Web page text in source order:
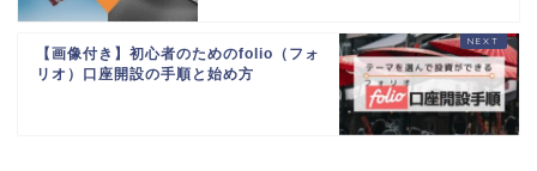
【画像付き】初心者のためのfolio（フォ
リオ）口座開設の手順と始め方